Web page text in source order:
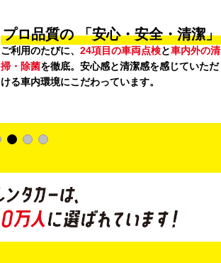
プロ品質の 「安心・安全・清潔」
ご利用のたびに、 24項目の車両点検と車内外の清
掃・除菌を徹底。安心感と清潔感を感じていただ
ける車内環境にこだわっています。